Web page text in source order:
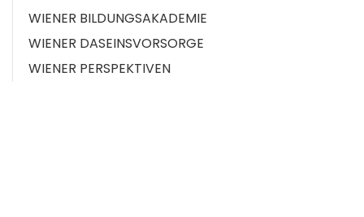
WIENER BILDUNGSAKADEMIE
WIENER DASEINSVORSORGE
WIENER PERSPEKTIVEN